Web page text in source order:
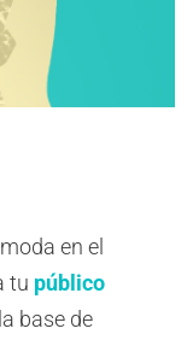
en el
tu público
base de